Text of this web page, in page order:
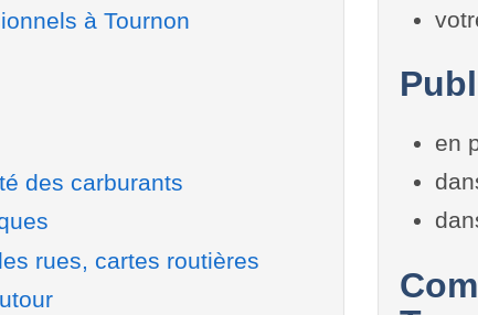
à Tournon
des carburants
rues, cartes routières
en